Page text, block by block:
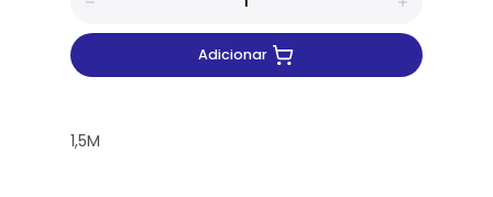
Adicionar
1,5M